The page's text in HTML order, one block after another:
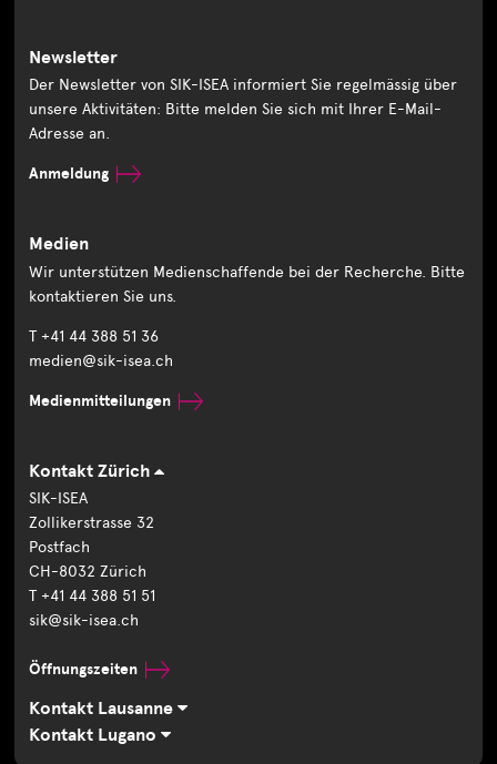
Newsletter
Der Newsletter von SIK-ISEA informiert Sie regelmässig über
unsere Aktivitäten: Bitte melden Sie sich mit Ihrer E-Mail-
Adresse an.
Anmeldung
Medien
Wir unterstützen Medienschaffende bei der Recherche. Bitte
kontaktieren Sie uns.
T +41 44 388 51 36
medien@sik-isea.ch
Medienmitteilungen
Kontakt Zürich
SIK-ISEA
Zollikerstrasse 32
Postfach
CH-8032 Zürich
T +41 44 388 51 51
sik@sik-isea.ch
Öffnungszeiten
Kontakt Lausanne
Kontakt Lugano